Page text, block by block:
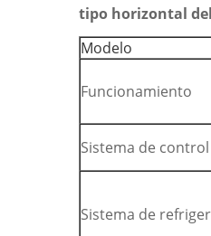
tipo horizontal
Modelo
Funcionamiento
Sistema de control
Sistema de